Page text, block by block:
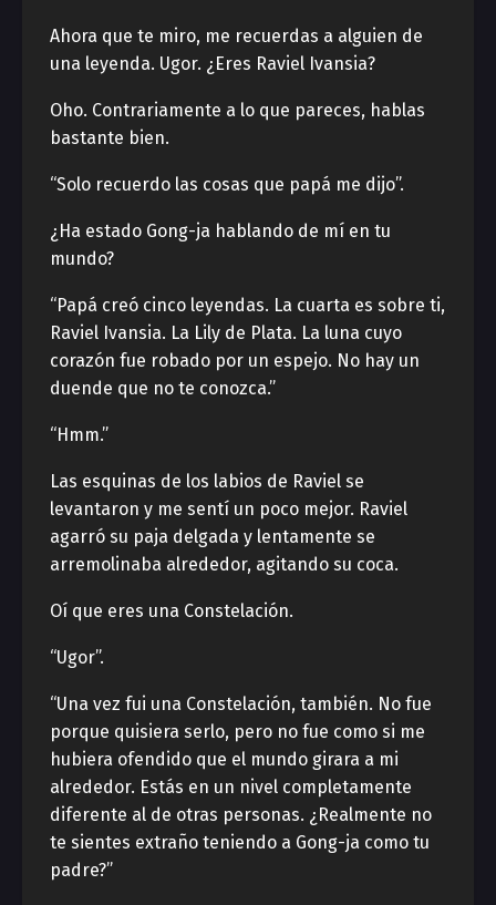
Ahora que te miro, me recuerdas a alguien de
una leyenda. Ugor. ¿Eres Raviel Ivansia?
Oho. Contrariamente a lo que pareces, hablas
bastante bien.
“Solo recuerdo las cosas que papá me dijo”.
¿Ha estado Gong-ja hablando de mí en tu
mundo?
“Papá creó cinco leyendas. La cuarta es sobre ti,
Raviel Ivansia. La Lily de Plata. La luna cuyo
corazón fue robado por un espejo. No hay un
duende que no te conozca.”
“Hmm.”
Las esquinas de los labios de Raviel se
levantaron y me sentí un poco mejor. Raviel
agarró su paja delgada y lentamente se
arremolinaba alrededor, agitando su coca.
Oí que eres una Constelación.
“Ugor”.
“Una vez fui una Constelación, también. No fue
porque quisiera serlo, pero no fue como si me
hubiera ofendido que el mundo girara a mi
alrededor. Estás en un nivel completamente
diferente al de otras personas. ¿Realmente no
te sientes extraño teniendo a Gong-ja como tu
padre?”